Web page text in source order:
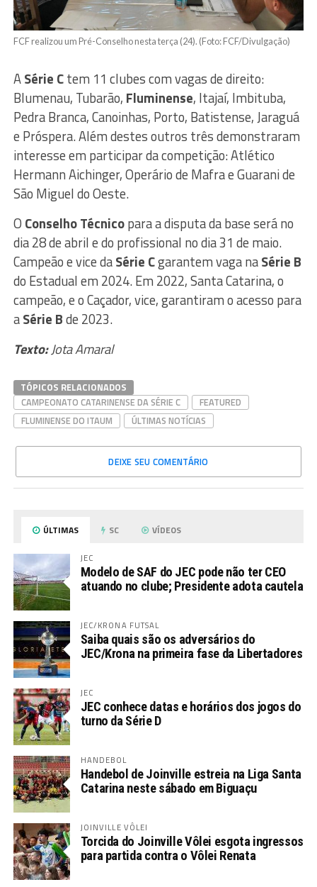
FCF realizou um Pré-Conselho nesta terça (24). (Foto: FCF/Divulgação)
ASérie Ctem 11 clubes com vagas de direito:
Blumenau, Tubarão, Fluminense, Itajaí, Imbituba,
Pedra Branca, Canoinhas, Porto, Batistense, Jaraguá
e Próspera. Além destes outros três demonstraram
interesse em participar da competição: Atlético
Hermann Aichinger, Operário de Mafra e Guarani de
São Miguel do Oeste.
O Conselho Técnicopara a disputa da base será no
dia 28 de abril e do profissional no dia 31 de maio.
Campeão e vice daSérie Cgarantem vaga naSérie B
do Estadual em 2024. Em 2022, Santa Catarina, o
campeão, e o Caçador, vice, garantiram o acesso para
aSérie Bde 2023.
Texto:Jota Amaral
TÓPICOS RELACIONADOS
CAMPEONATO CATARINENSE DA SÉRIE C
FEATURED
FLUMINENSE DO ITAUM
ÚLTIMAS NOTÍCIAS
DEIXE SEU COMENTÁRIO
ÚLTIMAS SC VÍDEOS
JEC
Modelo de SAF do JEC pode não ter CEO
atuando no clube; Presidente adota cautela
JEC/KRONA FUTSAL
Saiba quais são os adversários do
JEC/Krona na primeira fase da Libertadores
JEC
JEC conhece datas e horários dos jogos do
turno da Série D
HANDEBOL
Handebol de Joinville estreia na Liga Santa
Catarina neste sábado em Biguaçu
JOINVILLE VÔLEI
Torcida do Joinville Vôlei esgota ingressos
para partida contra o Vôlei Renata